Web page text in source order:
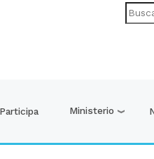
Participa Ministerio